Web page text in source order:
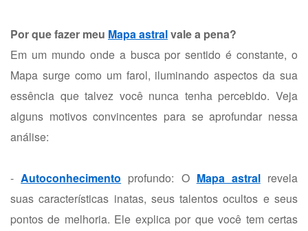
Por que fazer meu Mapa astralvale a pena?
Em um mundo onde a busca por sentido é constante, o
Mapa surge como um farol, iluminando aspectos da sua
essência que talvez você nunca tenha percebido. Veja
alguns motivos convincentes para se aprofundar nessa
análise:
-Autoconhecimento profundo: O Mapa astralrevela
suas características inatas, seus talentos ocultos e seus
pontos de melhoria. Ele explica por que você tem certas